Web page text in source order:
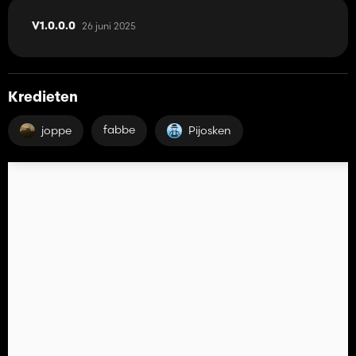
V1.0.0.0 26 juni 2025
Kredieten
joppe fabbe Pijosken